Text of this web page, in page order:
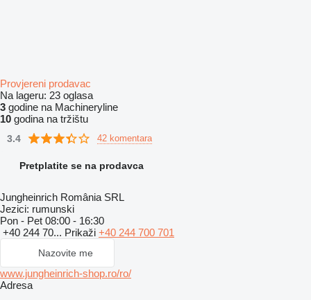
Provjereni prodavac
Na lageru: 23 oglasa
3 godine na Machineryline
10 godina na tržištu
3.4 42 komentara
Pretplatite se na prodavca
Jungheinrich România SRL
Jezici: rumunski
Pon - Pet 08:00 - 16:30
+40 244 70... Prikaži +40 244 700 701
Nazovite me
www.jungheinrich-shop.ro/ro/
Adresa